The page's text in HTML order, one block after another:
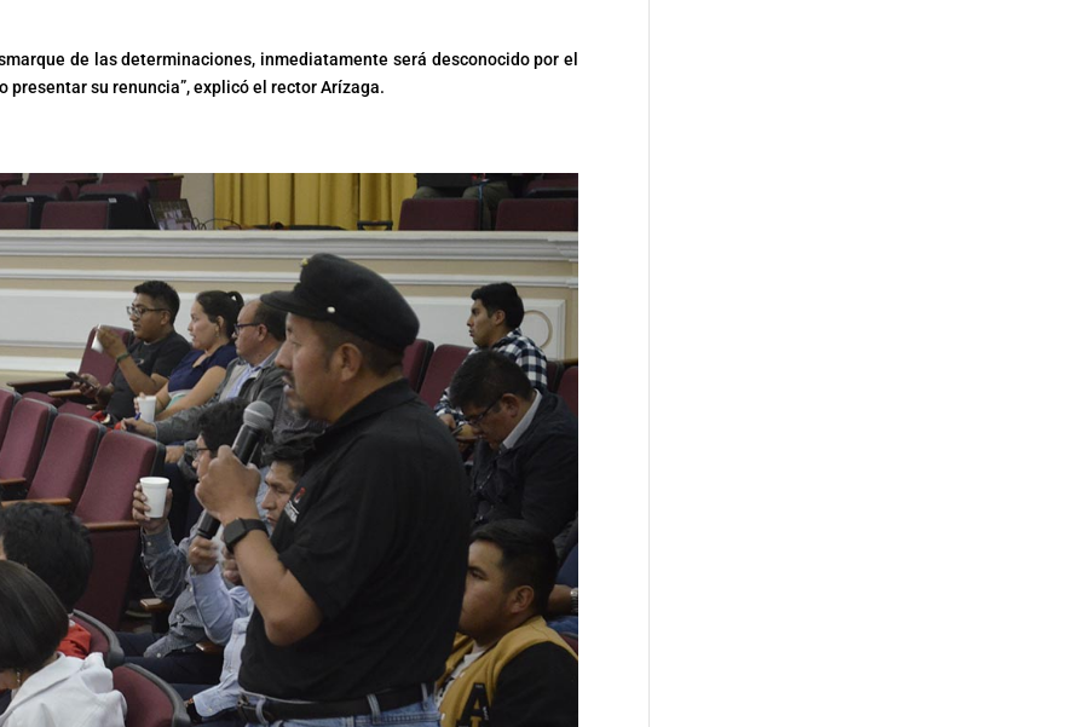
de las determinaciones, inmediatamente será desconocido por el
presentar su renuncia”, explicó el rector Arízaga.